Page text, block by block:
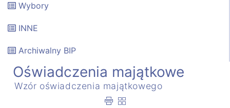
Wybory
INNE
Archiwalny BIP
Oświadczenia majątkowe
Wzór oświadczenia majątkowego